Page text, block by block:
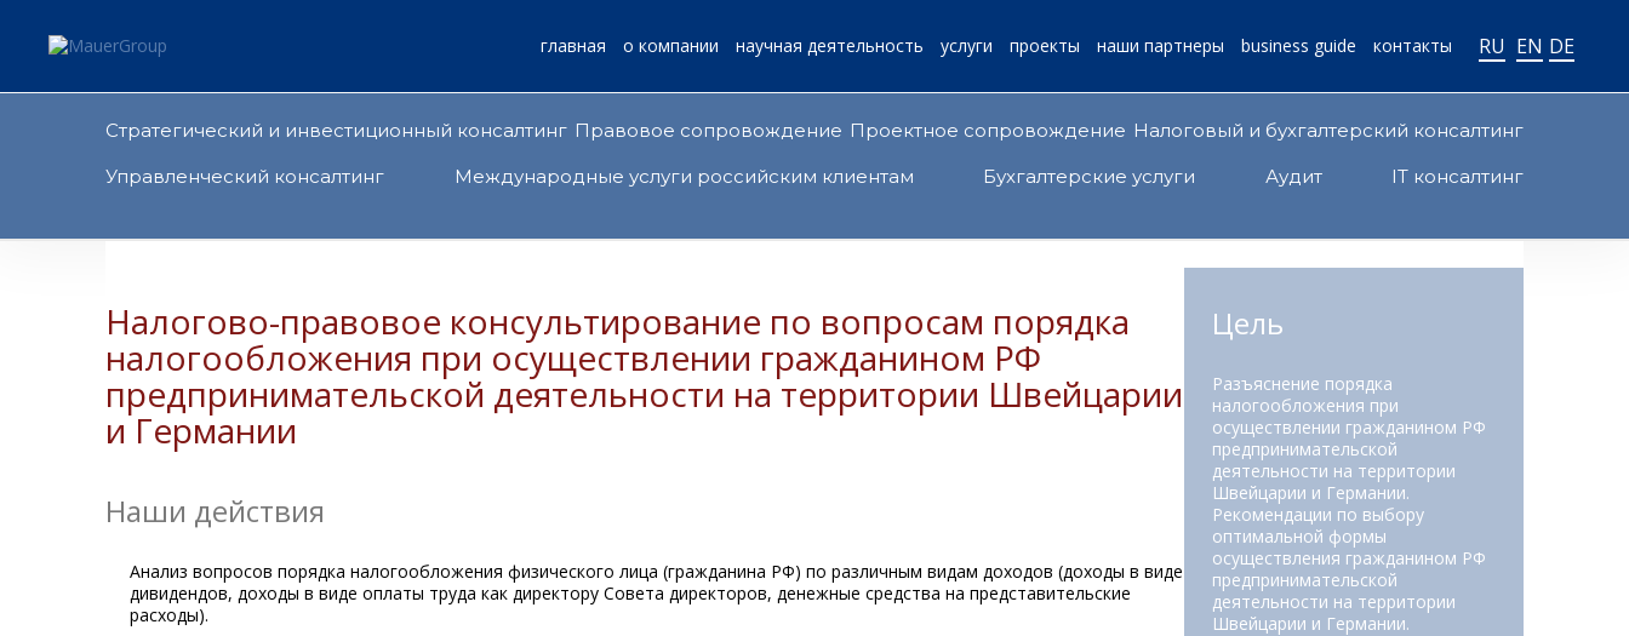
главная о компании научная деятельность услуги проекты наши партнеры business guide контакты RU EN DE
Cтратегический и инвестиционный консалтинг Правовое сопровождение Проектное сопровождение Налоговый и бухгалтерский консалтинг
Управленческий консалтинг
Международные услуги российским клиентам Бухгалтерские услуги Аудит IT консалтинг
Налогово-правовое консультирование по вопросам порядка
налогообложения при осуществлении гражданином РФ
предпринимательской деятельности на территории Швейцарии
и Германии
Наши действия
Анализ вопросов порядка налогообложения физического лица (гражданина РФ) по различным видам доходов (доходы в виде
дивидендов, доходы в виде оплаты труда как директору Совета директоров, денежные средства на представительские
расходы).
Цель
Разъяснение порядка
налогообложения при
осуществлении гражданином РФ
предпринимательской
деятельности на территории
Швейцарии и Германии.
Рекомендации по выбору
оптимальной формы
осуществления гражданином РФ
предпринимательской
деятельности на территории
Швейцарии и Германии.